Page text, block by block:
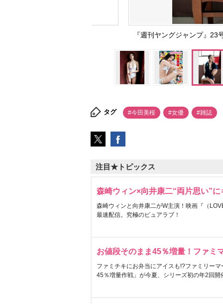
『週刊ヤングジャンプ』
タグ #今田美桜 #女優 #雑誌
注目★トピックス
森崎ウィン×向井康二“両片思い”
森崎ウィンと向井康二がW主演！映画『（
最速配信。究極のピュアラブ！
お値段そのまま45％増量！ファミ
ファミチキにお弁当にアイスも!?ファミリー
45％増量作戦」が今夏、シリーズ初の年2回開